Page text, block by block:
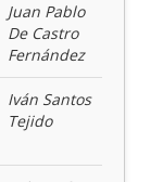
Juan Pablo
De Castro
Fernández
Iván Santos
Tejido